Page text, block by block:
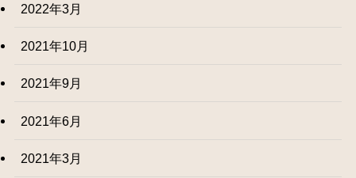
2022年3月
2021年10月
2021年9月
2021年6月
2021年3月